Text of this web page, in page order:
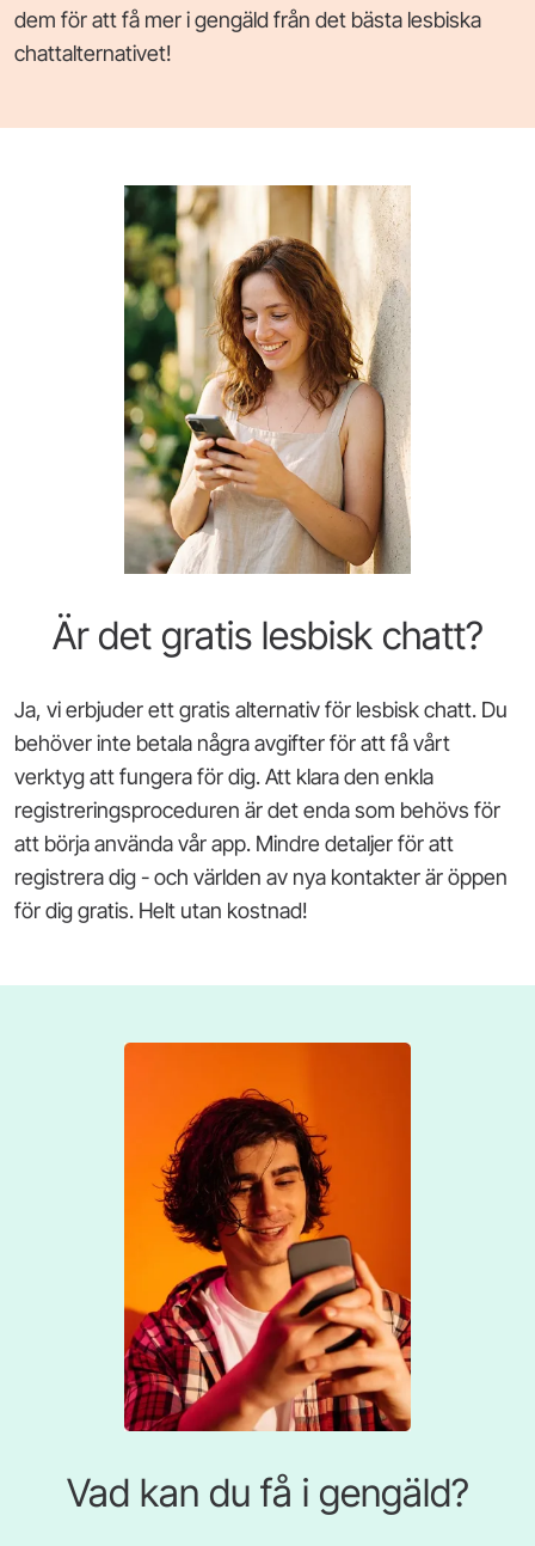
dem för att få mer i gengäld från det bästa lesbiska
chattalternativet!
Är det gratis lesbisk chatt?
Ja, vi erbjuder ett gratis alternativ för lesbisk chatt. Du
behöver inte betala några avgifter för att få vårt
verktyg att fungera för dig. Att klara den enkla
registreringsproceduren är det enda som behövs för
att börja använda vår app. Mindre detaljer för att
registrera dig - och världen av nya kontakter är öppen
för dig gratis. Helt utan kostnad!
Vad kan du få i gengäld?